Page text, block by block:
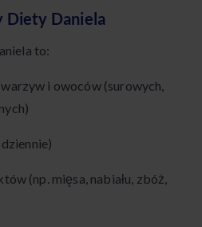
Diety Daniela
to:
i owoców (surowych,
(np. mięsa, nabiału, zbóż,